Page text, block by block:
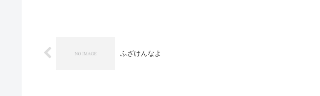
ふざけんなよ